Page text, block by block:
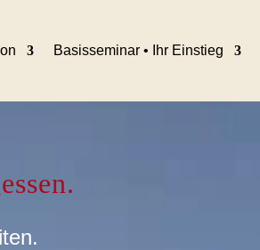
Basisseminar • Ihr Einstieg